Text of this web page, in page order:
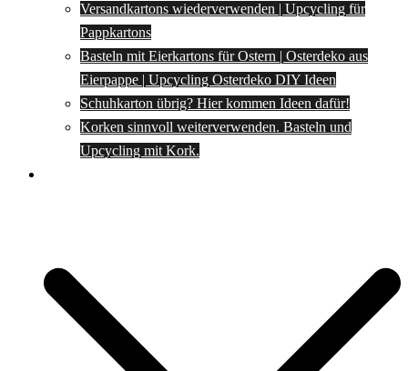
Versandkartons wiederverwenden | Upcycling für
Pappkartons
Basteln mit Eierkartons für Ostern | Osterdeko aus
Eierpappe | Upcycling Osterdeko DIY Ideen
Schuhkarton übrig? Hier kommen Ideen dafür!
Korken sinnvoll weiterverwenden. Basteln und
Upcycling mit Kork.